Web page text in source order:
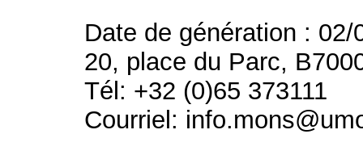
Date de génération : 02/
20, place du Parc,
Tél: +32 (0)65 373111
Courriel: